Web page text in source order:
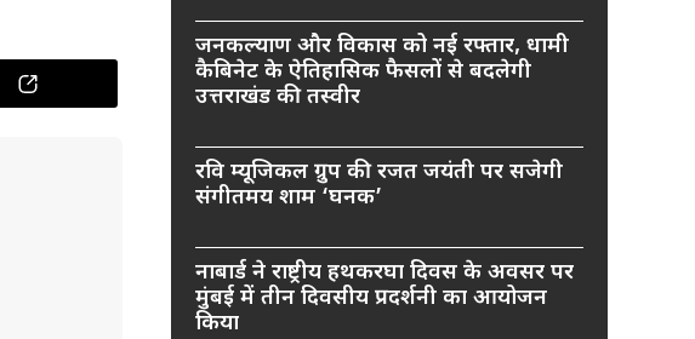
जनकल्याण और विकास को नई रफ्तार, धामी
कैबिनेट के ऐतिहासिक फैसलों से बदलेगी
उत्तराखंड की तस्वीर
रवि म्यूजिकल ग्रुप की रजत जयंती पर सजेगी
संगीतमय शाम ‘घनक’
नाबार्ड ने राष्ट्रीय हथकरघा दिवस के अवसर पर
मुंबई में तीन दिवसीय प्रदर्शनी का आयोजन
किया